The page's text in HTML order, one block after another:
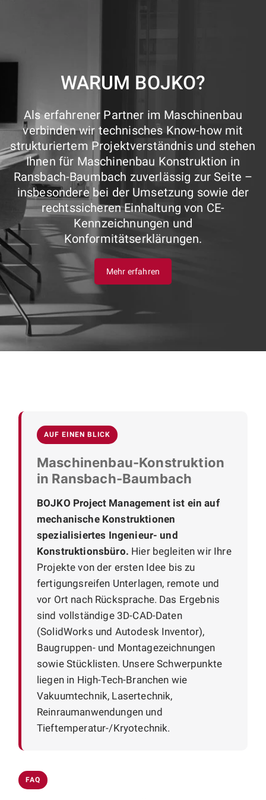
WARUM BOJKO?
Als erfahrener Partner im Maschinenbau
verbinden wir technisches Know-how mit
strukturiertem Projektverständnis und stehen
Ihnen für Maschinenbau Konstruktion in
Ransbach-Baumbach zuverlässig zur Seite –
insbesondere bei der Umsetzung sowie der
rechtssicheren Einhaltung von CE-
Kennzeichnungen und
Konformitätserklärungen.
Mehr erfahren
AUF EINEN BLICK
Maschinenbau-Konstruktion
in Ransbach-Baumbach
BOJKO Project Management ist ein auf
mechanische Konstruktionen
spezialisiertes Ingenieur- und
Konstruktionsbüro. Hier begleiten wir Ihre
Projekte von der ersten Idee bis zu
fertigungsreifen Unterlagen, remote und
vor Ort nach Rücksprache. Das Ergebnis
sind vollständige 3D-CAD-Daten
(SolidWorks und Autodesk Inventor),
Baugruppen- und Montagezeichnungen
sowie Stücklisten. Unsere Schwerpunkte
liegen in High-Tech-Branchen wie
Vakuumtechnik, Lasertechnik,
Reinraumanwendungen und
Tieftemperatur-/Kryotechnik.
FAQ